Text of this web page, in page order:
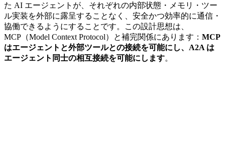
た AI エージェントが、それぞれの内部状態・メモリ・ツー
ル実装を外部に露呈することなく、安全かつ効率的に通信・
協働できるようにすることです。この設計思想は、
MCP（Model Context Protocol）と補完関係にあります： MCP
はエージェントと外部ツールとの接続を可能にし、A2A は
エージェント同士の相互接続を可能にします。